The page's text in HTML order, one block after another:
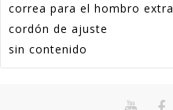
correa para el hombro
cordón de ajuste
sin contenido
Sur